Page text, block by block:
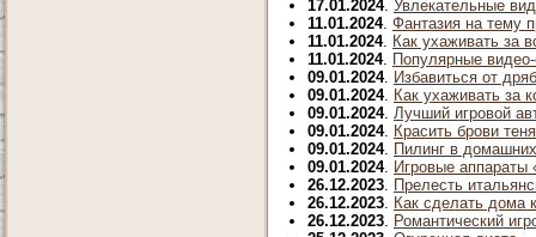
17.01.2024. Увлекательные
11.01.2024. Фантазия на тему
11.01.2024. Как ухаживать за
11.01.2024. Популярные
09.01.2024. Избавиться от
09.01.2024. Как ухаживать за
09.01.2024. Лучший игровой
09.01.2024. Красить брови
09.01.2024. Пилинг в
09.01.2024. Игровые
26.12.2023. Прелесть
26.12.2023. Как сделать дома
26.12.2023. Романтический